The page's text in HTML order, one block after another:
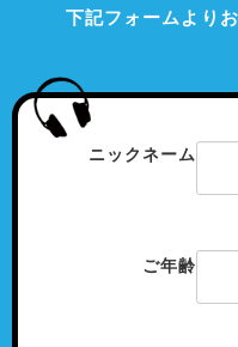
下記フォームより
ニックネーム
ご年齢